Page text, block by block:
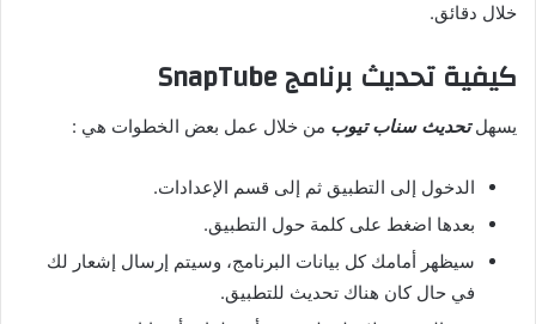
خلال دقائق.
كيفية تحديث برنامجSnapTube
يسهلتحديث سناب تيوب من خلال عمل بعض الخطوات هي :
الدخول إلى التطبيق ثم إلى قسم الإعدادات.
بعدها اضغط على كلمة حول التطبيق.
سيظهر أمامك كل بيانات البرنامج، وسيتم إرسال إشعار لك
في حال كان هناك تحديث للتطبيق.